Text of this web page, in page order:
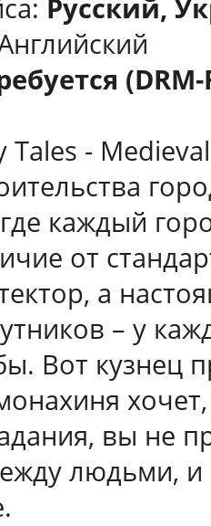
Русский,
Tales -
каждый
от
а
– у
Вот кузнец
вы не
людьми, и